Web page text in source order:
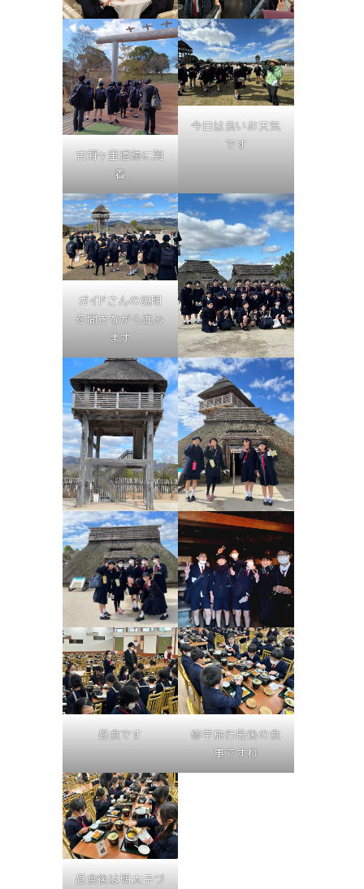
吉野ヶ里遺跡に到
着
今日は良いお天気
です
ガイドさんの説明
を聞きながら進み
ます
昼食です
修学旅行最後の食
事ですね
昼食後は明太子づ